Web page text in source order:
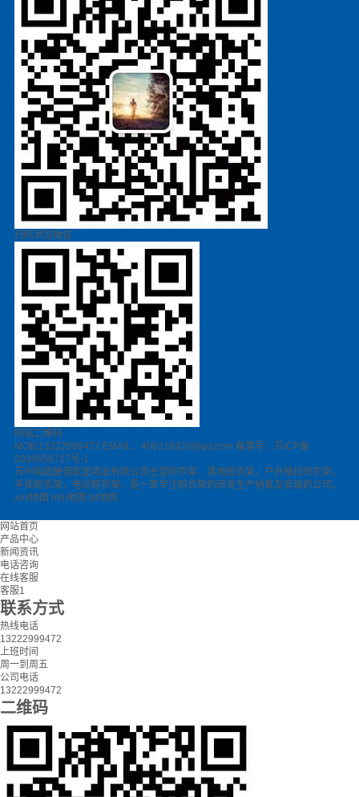
扫码添加微信
网站二维码
MOB:13222999472 EMAIL：406216920@qq.com 备案号：苏ICP备
2020058717号-1
苏州瑞固捷德家居用品有限公司主营晾衣架， 落地晾衣架 ， 户外推拉晾衣架，
手摇晾衣架， 电动晾衣架 ，是一家专注晾衣架的研发生产销售及安装的公司。
xml地图 htm地图 txt地图
网站首页
产品中心
新闻资讯
电话咨询
在线客服
客服1
联系方式
热线电话
13222999472
上班时间
周一到周五
公司电话
13222999472
二维码